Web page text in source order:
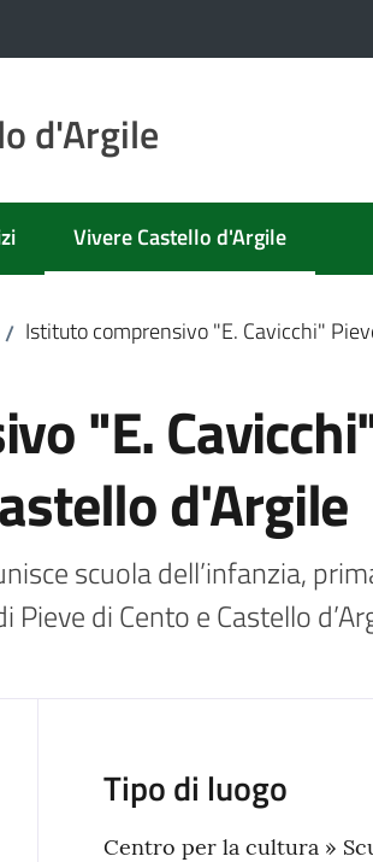
d'Argile
Vivere Castello d'Argile
Menu selezionato
/ Istituto comprensivo "E. Cavicchi"
"E.
d'Argile
scuola dell’infanzia,
di Cento e Castello
Tipo di luogo
Centro per la cultura »